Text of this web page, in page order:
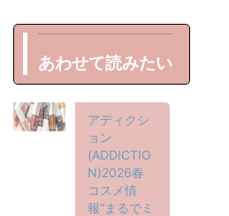
あわせて読みたい
アディクシ
ョン
(ADDICTIO
N)2026春
コスメ情
報“まるでミ